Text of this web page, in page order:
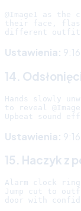
@Image1 as
their face, flash
Ustawienia:
14.
Hands slowly
to reveal
Ustawienia:
15. Haczyk z
Alarm clock
Jump cut to